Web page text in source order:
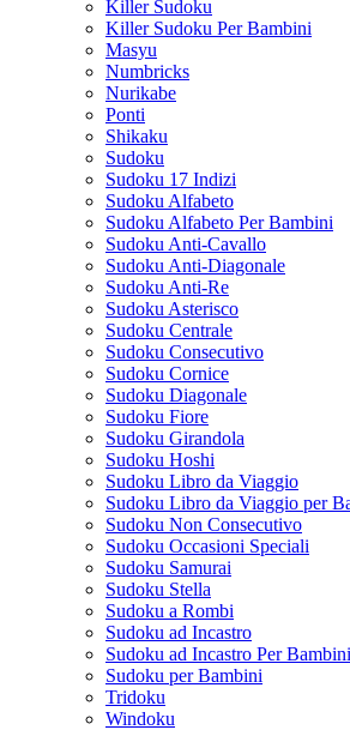
Killer Sudoku
Killer Sudoku Per Bambini
Masyu
Numbricks
Nurikabe
Ponti
Shikaku
Sudoku
Sudoku 17 Indizi
Sudoku Alfabeto
Sudoku Alfabeto Per Bambini
Sudoku Anti-Cavallo
Sudoku Anti-Diagonale
Sudoku Anti-Re
Sudoku Asterisco
Sudoku Centrale
Sudoku Consecutivo
Sudoku Cornice
Sudoku Diagonale
Sudoku Fiore
Sudoku Girandola
Sudoku Hoshi
Sudoku Libro da Viaggio
Sudoku Libro da Viaggio per
Sudoku Non Consecutivo
Sudoku Occasioni Speciali
Sudoku Samurai
Sudoku Stella
Sudoku a Rombi
Sudoku ad Incastro
Sudoku ad Incastro Per Bambini
Sudoku per Bambini
Tridoku
Windoku